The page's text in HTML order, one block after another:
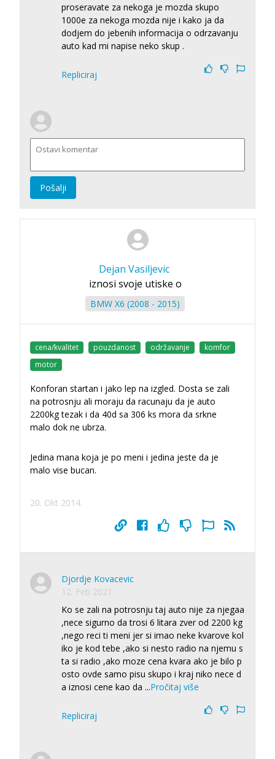
proseravate za nekoga je mozda skupo
1000e za nekoga mozda nije i kako ja da
dodjem do jebenih informacija o odrzavanju
auto kad mi napise neko skup .
Repliciraj
Pošalji
Dejan Vasiljevic
iznosi svoje utiske o
BMW X6 (2008 - 2015)
cena/kvalitet pouzdanost održavanje
komfor
motor
Konforan startan i jako lep na izgled. Dosta se zali
na potrosnju ali moraju da racunaju da je auto
2200kg tezak i da 40d sa 306 ks mora da srkne
malo dok ne ubrza.
Jedina mana koja je po meni i jedina jeste da je
malo vise bucan.
20. Okt 2014.
Djordje Kovacevic
12. Feb 2021.
Ko se zali na potrosnju taj auto nije za njegaa
,nece sigurno da trosi 6 litara zver od 2200 kg
,nego reci ti meni jer si imao neke kvarove kol
iko je kod tebe ,ako si nesto radio na njemu s
ta si radio ,ako moze cena kvara ako je bilo p
osto ovde samo pisu skupo i kraj niko nece d
a iznosi cene kao da ...Pročitaj više
Repliciraj